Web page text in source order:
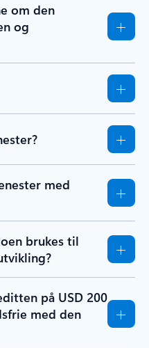
om den
og
med
brukes til
på USD 200
med den